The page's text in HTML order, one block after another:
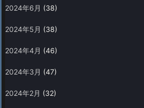
2024年6月 (38)
2024年5月 (38)
2024年4月 (46)
2024年3月 (47)
2024年2月 (32)